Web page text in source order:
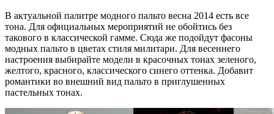
В актуальной палитре модного пальто весна 2014 есть все
тона. Для официальных мероприятий не обойтись без
такового в классической гамме. Сюда же подойдут фасоны
модных пальто в цветах стиля милитари. Для весеннего
настроения выбирайте модели в красочных тонах зеленого,
желтого, красного, классического синего оттенка. Добавит
романтики во внешний вид пальто в приглушенных
пастельных тонах.